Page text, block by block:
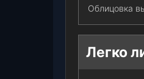
Облицовка
Легко